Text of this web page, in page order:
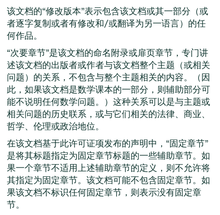
该文档的“修改版本”表示包含该文档或其一部分（或
者逐字复制或者有修改和/或翻译为另一语言）的任
何作品。
“次要章节”是该文档的命名附录或扉页章节，专门讲
述该文档的出版者或作者与该文档整个主题（或相关
问题）的关系，不包含与整个主题相关的内容。（因
此，如果该文档是数学课本的一部分，则辅助部分可
能不说明任何数学问题。）这种关系可以是与主题或
相关问题的历史联系，或与它们相关的法律、商业、
哲学、伦理或政治地位。
在该文档基于此许可证项发布的声明中，“固定章节”
是将其标题指定为固定章节标题的一些辅助章节。如
果一个章节不适用上述辅助章节的定义，则不允许将
其指定为固定章节。该文档可能不包含固定章节。如
果该文档不标识任何固定章节，则表示没有固定章
节。